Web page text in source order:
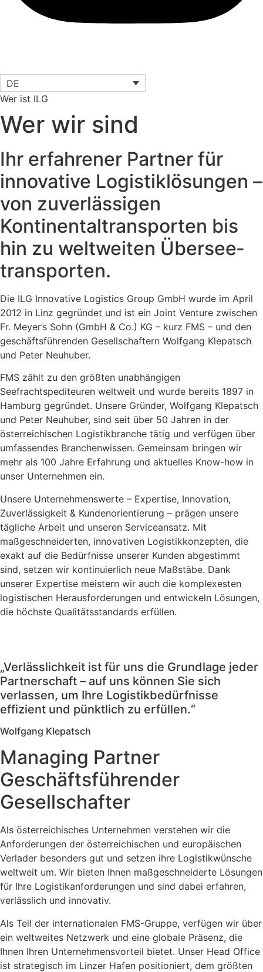
DE
Wer ist ILG
Wer wir sind
Ihr erfahrener Partner für
innovative Logistiklösungen –
von zuverlässigen
Kontinental­transporten bis
hin zu weltweiten Übersee­
transporten.
Die ILG Innovative Logistics Group GmbH wurde im April
2012 in Linz gegründet und ist ein Joint Venture zwischen
Fr. Meyer’s Sohn (GmbH & Co.) KG – kurz FMS – und den
geschäftsführenden Gesellschaftern Wolfgang Klepatsch
und Peter Neuhuber.
FMS zählt zu den größten unabhängigen
Seefrachtspediteuren weltweit und wurde bereits 1897 in
Hamburg gegründet. Unsere Gründer, Wolfgang Klepatsch
und Peter Neuhuber, sind seit über 50 Jahren in der
österreichischen Logistikbranche tätig und verfügen über
umfassendes Branchenwissen. Gemeinsam bringen wir
mehr als 100 Jahre Erfahrung und aktuelles Know-how in
unser Unternehmen ein.
Unsere Unternehmenswerte – Expertise, Innovation,
Zuverlässigkeit & Kundenorientierung – prägen unsere
tägliche Arbeit und unseren Serviceansatz. Mit
maßgeschneiderten, innovativen Logistikkonzepten, die
exakt auf die Bedürfnisse unserer Kunden abgestimmt
sind, setzen wir kontinuierlich neue Maßstäbe. Dank
unserer Expertise meistern wir auch die komplexesten
logistischen Herausforderungen und entwickeln Lösungen,
die höchste Qualitätsstandards erfüllen.
„Verlässlichkeit ist für uns die Grundlage jeder
Partnerschaft – auf uns können Sie sich
verlassen, um Ihre Logistikbedürfnisse
effizient und pünktlich zu erfüllen.“
Wolfgang Klepatsch
Managing Partner
Geschäftsführender
Gesellschafter
Als österreichisches Unternehmen verstehen wir die
Anforderungen der österreichischen und europäischen
Verlader besonders gut und setzen ihre Logistikwünsche
weltweit um. Wir bieten Ihnen maßgeschneiderte Lösungen
für Ihre Logistikanforderungen und sind dabei erfahren,
verlässlich und innovativ.
Als Teil der internationalen FMS-Gruppe, verfügen wir über
ein weltweites Netzwerk und eine globale Präsenz, die
Ihnen Ihren Unternehmensvorteil bietet. Unser Head Office
ist strategisch im Linzer Hafen positioniert, dem größten